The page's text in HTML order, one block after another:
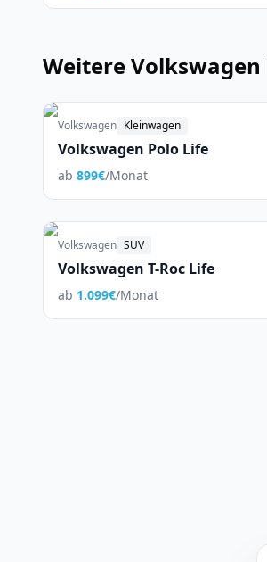
WeitereVolkswagen
Volkswagen Kleinwagen
Volkswagen Polo Life
ab 899€/Monat
Volkswagen SUV
Volkswagen T-Roc Life
ab 1.099€/Monat